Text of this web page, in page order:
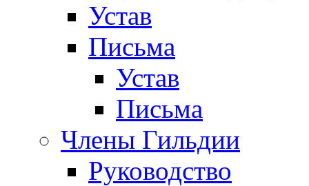
Устав
Письма
Устав
Письма
Члены Гильдии
Руководство